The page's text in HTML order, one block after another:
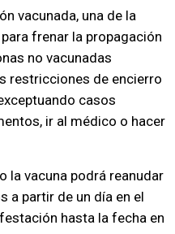
vacunada, una de la
frenar la propagación
no vacunadas
restricciones de encierro
casos
ir al médico o hacer
la vacuna podrá reanudar
a partir de un día en el
hasta la fecha en